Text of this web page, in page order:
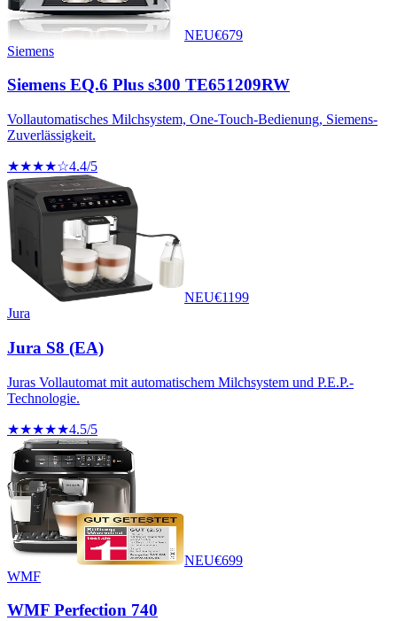
NEU€679
Siemens
Siemens EQ.6 Plus s300 TE651209RW
Vollautomatisches Milchsystem, One-Touch-Bedienung, Siemens-
Zuverlässigkeit.
★★★★☆4.4/5
NEU€1199
Jura
Jura S8 (EA)
Juras Vollautomat mit automatischem Milchsystem und P.E.P.-
Technologie.
★★★★★4.5/5
NEU€699
WMF
WMF Perfection 740